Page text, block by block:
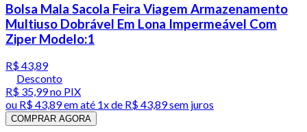
Bolsa Mala Sacola Feira Viagem Armazenamento
Multiuso Dobrável Em Lona Impermeável Com
Ziper Modelo:1
R$ 43,89
Desconto
R$ 35,99no PIX
ou R$ 43,89em até 1x de R$ 43,89sem juros
COMPRAR AGORA